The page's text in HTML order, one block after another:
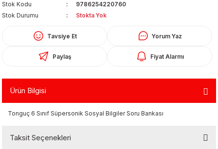
Stok Kodu
9786254220760
Stok Durumu
Stokta Yok
Tavsiye Et Yorum Yaz
Paylaş Fiyat Alarmı
Ürün Bilgisi
Tonguç 6 Sınıf Süpersonik Sosyal Bilgiler Soru Bankası
Taksit Seçenekleri